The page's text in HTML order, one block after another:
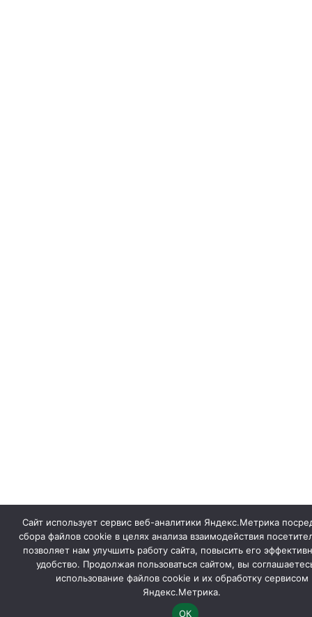
Сайт использует сервис веб-аналитики Яндекс.Метрика
сбора файлов cookie в целях анализа взаимодействия
позволяет нам улучшить работу сайта, повысить его
удобство. Продолжая пользоваться сайтом, вы
использование файлов cookie и их обработку сервисом
Яндекс.Метрика.
ОК